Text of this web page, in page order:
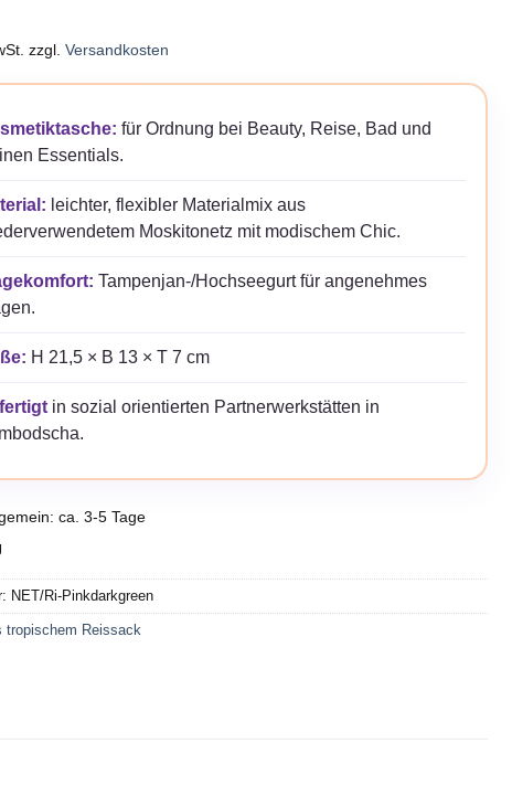
zzgl. Versandkosten
für Ordnung bei Beauty, Reise, Bad und
Essentials.
leichter, flexibler Materialmix aus
Moskitonetz mit modischem Chic.
Tampenjan-/Hochseegurt für angenehmes
H 21,5 × B 13 × T 7 cm
in sozial orientierten Partnerwerkstätten in
ca. 3-5 Tage
NET/Ri-Pinkdarkgreen
tropischem Reissack